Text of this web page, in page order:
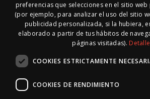
preferencias que selecciones en el sitio
(por ejemplo, para analizar el uso del sitio
publicidad personalizada, si la hubiera,
elaborado a partir de tus hábitos de
páginas visitadas).
COOKIES ESTRICTAMENTE
COOKIES DE RENDIMIENTO